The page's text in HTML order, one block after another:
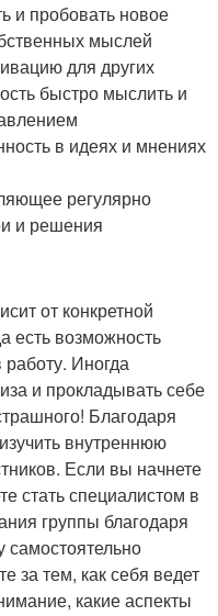
и пробовать новое
мыслей
для других
быстро мыслить и
в идеях и мнениях
регулярно
и решения
от конкретной
есть возможность
Иногда
и прокладывать себе
Благодаря
внутреннюю
Если вы начнете
стать специалистом в
группы благодаря
за тем, как себя ведет
какие аспекты